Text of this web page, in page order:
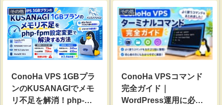
しく解説します。
コマンドによる安全な編集手
順、再起動方法まで完全ガイ
ド。
その他
ConoHa VPS 1GBプラ
ンのKUSANAGIでメモ
リ不足を解消！php-
その他
ConoHa VPSコマンド
完全ガイド｜
WordPress運用に必須